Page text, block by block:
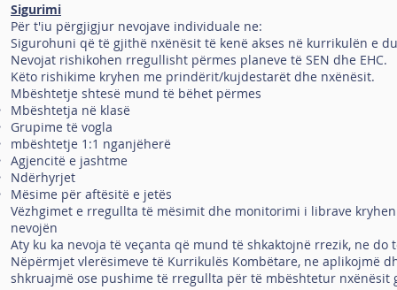
Sigurimi
Për t'iu përgjigjur nevojave individuale ne:
Sigurohuni që të gjithë nxënësit të kenë akses në kurrikulën e
Nevojat rishikohen rregullisht përmes planeve të SEN dhe EHC.
Këto rishikime kryhen me prindërit/kujdestarët dhe nxënësit.
Mbështetje shtesë mund të bëhet përmes
Mbështetja në klasë
Grupime të vogla
mbështetje 1:1 nganjëherë
Agjencitë e jashtme
Ndërhyrjet
Mësime për aftësitë e jetës
Vëzhgimet e rregullta të mësimit dhe monitorimi i librave
nevojën
Aty ku ka nevoja të veçanta që mund të shkaktojnë rrezik, ne
Nëpërmjet vlerësimeve të Kurrikulës Kombëtare, ne aplikojmë
shkruajmë ose pushime të rregullta për të mbështetur nxënësit